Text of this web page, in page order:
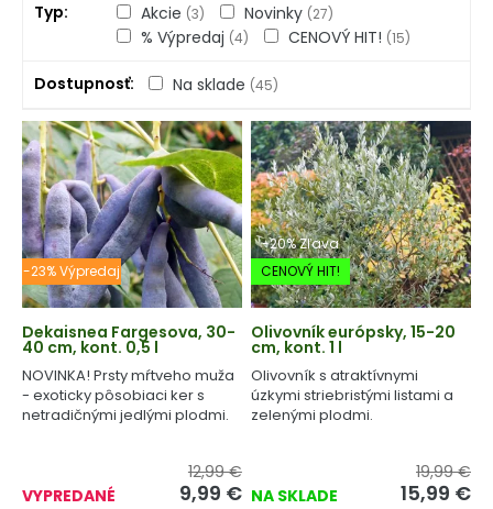
Typ Akcie (3) Novinky (27)
% Výpredaj (4) CENOVÝ HIT! (15)
Dostupnosť Na sklade (45)
-23% Výpredaj
Dekaisnea Fargesova, 30-
40 cm, kont. 0,5 l
NOVINKA! Prsty mŕtveho muža
- exoticky pôsobiaci ker s
netradičnými jedlými plodmi.
VYPREDANÉ
12,99 €
9,99 €
-20% Zľava
CENOVÝ HIT!
Olivovník európsky, 15-20
cm, kont. 1 l
Olivovník s atraktívnymi
úzkymi striebristými listami a
zelenými plodmi.
NA SKLADE
19,99 €
15,99 €